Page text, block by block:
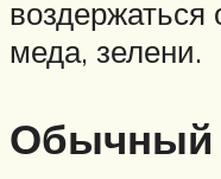
воздержаться
меда, зелени.
Обычный